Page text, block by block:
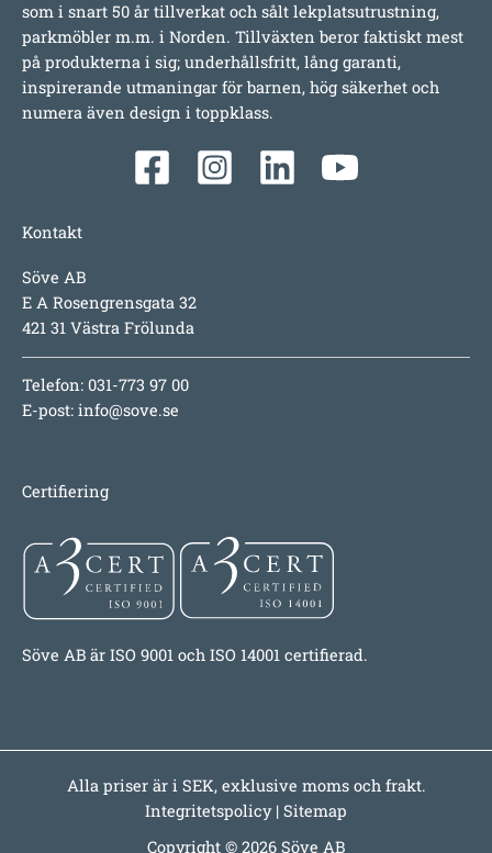
som i snart 50 år tillverkat och sålt lekplatsutrustning,
parkmöbler m.m. i Norden. Tillväxten beror faktiskt mest
på produkterna i sig; underhållsfritt, lång garanti,
inspirerande utmaningar för barnen, hög säkerhet och
numera även design i toppklass.
Kontakt
Söve AB
E A Rosengrensgata 32
421 31 Västra Frölunda
Telefon: 031-773 97 00
E-post: info@sove.se
Certifiering
Söve AB är ISO 9001 och ISO 14001 certifierad.
Alla priser är i SEK, exklusive moms och frakt.
Integritetspolicy| Sitemap
Copyright © 2026 Söve AB